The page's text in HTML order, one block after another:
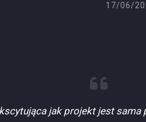
17/06/
jak projekt jest